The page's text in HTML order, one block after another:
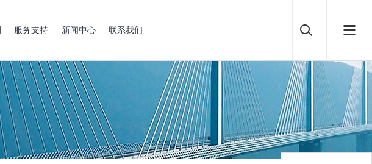
服务支持 新闻中心 联系我们